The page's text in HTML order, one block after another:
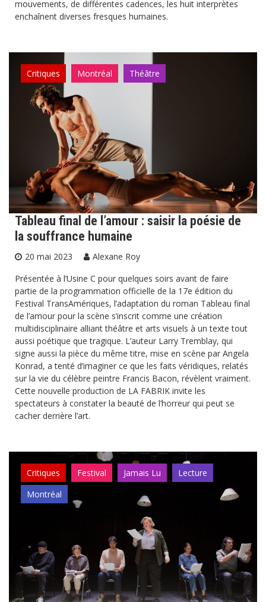
mouvements, de différentes cadences, les huit interprètes
enchaînent diverses fresques humaines.
Critiques Montréal Théâtre
Tableau final de l’amour : saisir la poésie de
la souffrance humaine
20 mai 2023
Alexane Roy
Présentée à l’Usine C pour quelques soirs avant de faire
partie de la programmation officielle de la 17e édition du
Festival TransAmériques, l’adaptation du roman Tableau final
de l’amour pour la scène s’inscrit comme une création
multidisciplinaire alliant théâtre et arts visuels à un texte tout
aussi poétique que tragique. L’auteur Larry Tremblay, qui
signe aussi la pièce du même titre, mise en scène par Angela
Konrad, a tenté d’imaginer ce que les faits véridiques, relatés
sur la vie du célèbre peintre Francis Bacon, révèlent vraiment.
Cette nouvelle production de LA FABRIK invite les
spectateurs à constater la beauté de l’horreur qui peut se
cacher derrière l’art.
Critiques Festival Jamais Lu
Lecture
Montréal